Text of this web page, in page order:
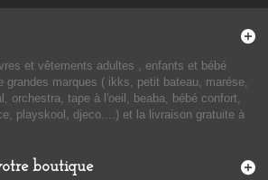
et vêtements adultes , enfants et bébé
grandes marques ( ikks, petit bateau, marése,
orchestra, tape à l'oeil, beaba, bébé confort,
playskool, djeco....) et la livraison gratuite à
boutique